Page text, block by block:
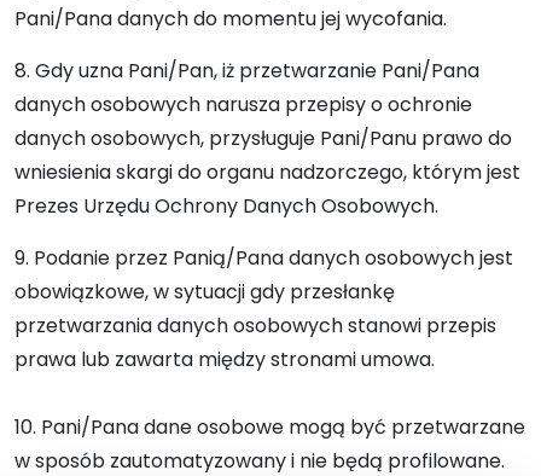
Pani/Pana danych do momentu jej wycofania.
8. Gdy uzna Pani/Pan, iż przetwarzanie Pani/Pana
danych osobowych narusza przepisy o ochronie
danych osobowych, przysługuje Pani/Panu prawo do
wniesienia skargi do organu nadzorczego, którym jest
Prezes Urzędu Ochrony Danych Osobowych.
9. Podanie przez Panią/Pana danych osobowych jest
obowiązkowe, w sytuacji gdy przesłankę
przetwarzania danych osobowych stanowi przepis
prawa lub zawarta między stronami umowa.
10. Pani/Pana dane osobowe mogą być przetwarzane
w sposób zautomatyzowany i nie będą profilowane.